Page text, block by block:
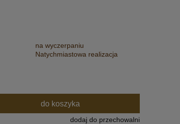
na wyczerpaniu
Natychmiastowa realizacja
do koszyka
dodaj do przechowalni